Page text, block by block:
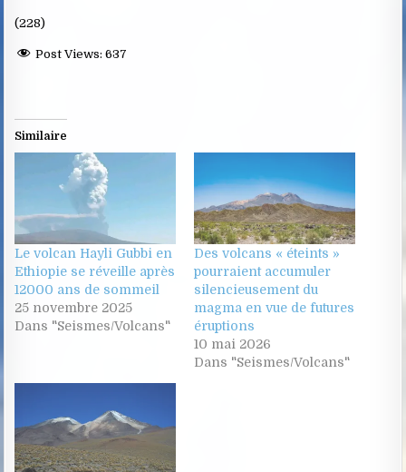
(228)
Post Views: 637
Similaire
Le volcan Hayli Gubbi en
Ethiopie se réveille après
12000 ans de sommeil
25 novembre 2025
Dans "Seismes/Volcans"
Des volcans « éteints »
pourraient accumuler
silencieusement du
magma en vue de futures
éruptions
10 mai 2026
Dans "Seismes/Volcans"